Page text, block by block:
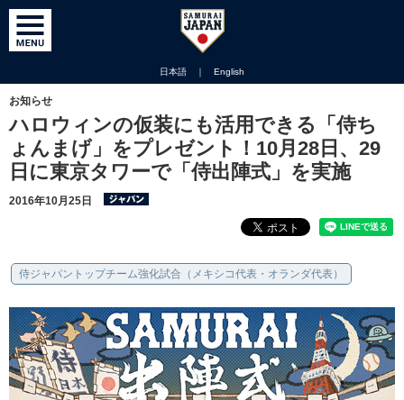
日本語 ｜ English
お知らせ
ハロウィンの仮装にも活用できる「侍ち
ょんまげ」をプレゼント！10月28日、29
日に東京タワーで「侍出陣式」を実施
2016年10月25日
侍ジャパントップチーム強化試合（メキシコ代表・オランダ代表）